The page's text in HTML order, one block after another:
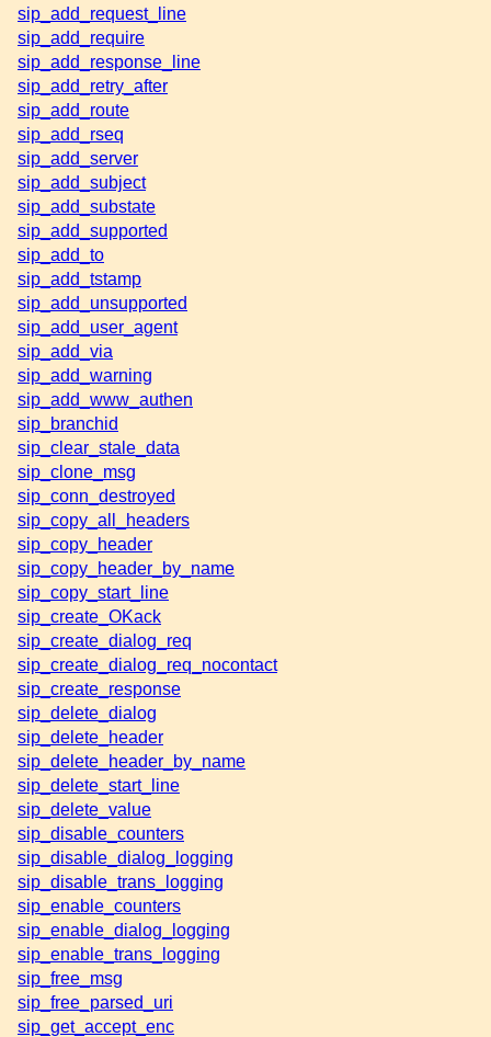
sip_add_request_line
sip_add_require
sip_add_response_line
sip_add_retry_after
sip_add_route
sip_add_rseq
sip_add_server
sip_add_subject
sip_add_substate
sip_add_supported
sip_add_to
sip_add_tstamp
sip_add_unsupported
sip_add_user_agent
sip_add_via
sip_add_warning
sip_add_www_authen
sip_branchid
sip_clear_stale_data
sip_clone_msg
sip_conn_destroyed
sip_copy_all_headers
sip_copy_header
sip_copy_header_by_name
sip_copy_start_line
sip_create_OKack
sip_create_dialog_req
sip_create_dialog_req_nocontact
sip_create_response
sip_delete_dialog
sip_delete_header
sip_delete_header_by_name
sip_delete_start_line
sip_delete_value
sip_disable_counters
sip_disable_dialog_logging
sip_disable_trans_logging
sip_enable_counters
sip_enable_dialog_logging
sip_enable_trans_logging
sip_free_msg
sip_free_parsed_uri
sip_get_accept_enc